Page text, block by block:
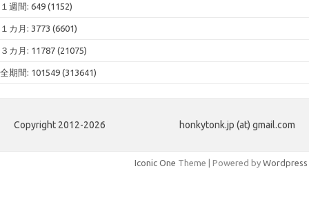
１週間: 649 (1152)
１カ月: 3773 (6601)
３カ月: 11787 (21075)
全期間: 101549 (313641)
Copyright 2012-2026 honkytonk.jp (at) gmail.com
Iconic One Theme | Powered by Wordpress